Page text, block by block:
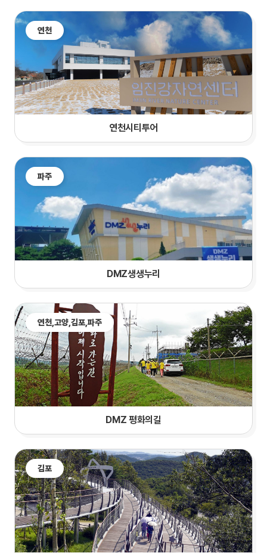
연천
연천시티투어
파주
DMZ생생누리
연천, 고양 ,김포,파주
DMZ 평화의길
김포